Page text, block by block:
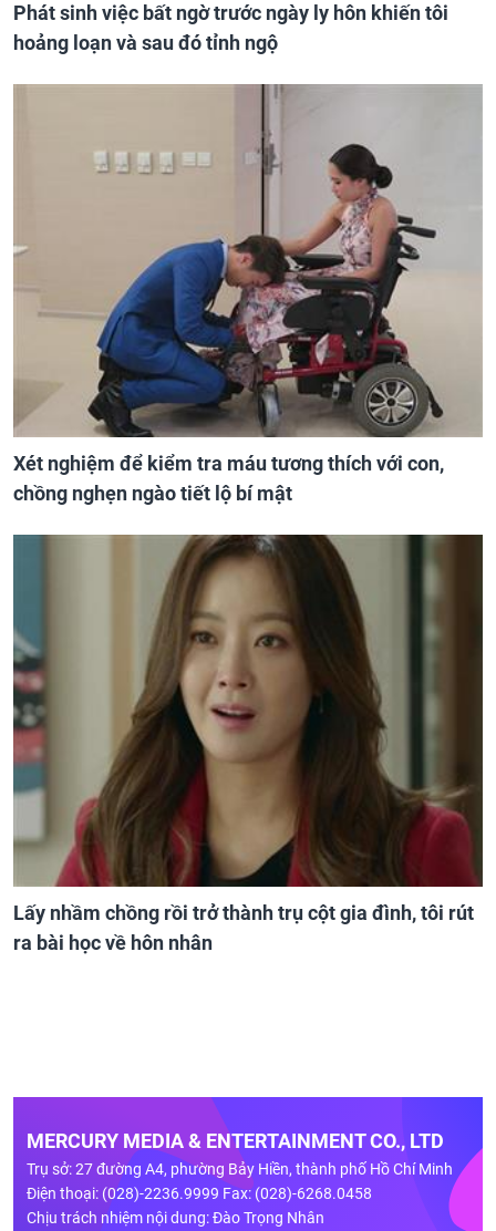
Phát sinh việc bất ngờ trước ngày ly hôn khiến tôi
hoảng loạn và sau đó tỉnh ngộ
Xét nghiệm để kiểm tra máu tương thích với con,
chồng nghẹn ngào tiết lộ bí mật
Lấy nhầm chồng rồi trở thành trụ cột gia đình, tôi rút
ra bài học về hôn nhân
MERCURY MEDIA & ENTERTAINMENT CO., LTD
Trụ sở: 27 đường A4, phường Bảy Hiền, thành phố Hồ Chí Minh
Điện thoại: (028)-2236.9999 Fax: (028)-6268.0458
Chịu trách nhiệm nội dung: Đào Trọng Nhân